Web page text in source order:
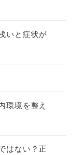
いと症状が
環境を整え
はない？正